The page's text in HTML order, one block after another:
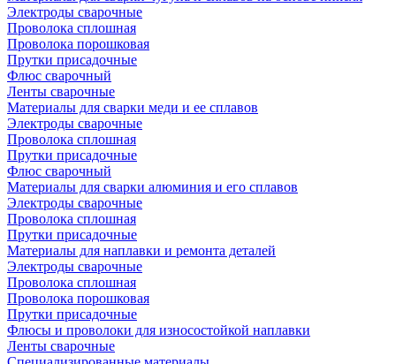
Электроды сварочные
Проволока сплошная
Проволока порошковая
Прутки присадочные
Флюс сварочный
Ленты сварочные
Материалы для сварки меди и ее сплавов
Электроды сварочные
Проволока сплошная
Прутки присадочные
Флюс сварочный
Материалы для сварки алюминия и его сплавов
Электроды сварочные
Проволока сплошная
Прутки присадочные
Материалы для наплавки и ремонта деталей
Электроды сварочные
Проволока сплошная
Проволока порошковая
Прутки присадочные
Флюсы и проволоки для износостойкой наплавки
Ленты сварочные